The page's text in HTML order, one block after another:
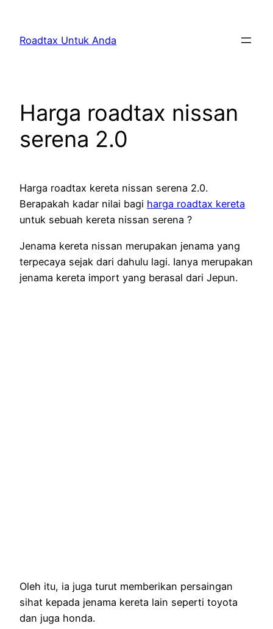
content
Roadtax Untuk Anda
Harga roadtax nissan
serena 2.0
Harga roadtax kereta nissan serena 2.0.
Berapakah kadar nilai bagi harga roadtax kereta
untuk sebuah kereta nissan serena ?
Jenama kereta nissan merupakan jenama yang
terpecaya sejak dari dahulu lagi. Ianya merupakan
jenama kereta import yang berasal dari Jepun.
Oleh itu, ia juga turut memberikan persaingan
sihat kepada jenama kereta lain seperti toyota
dan juga honda.